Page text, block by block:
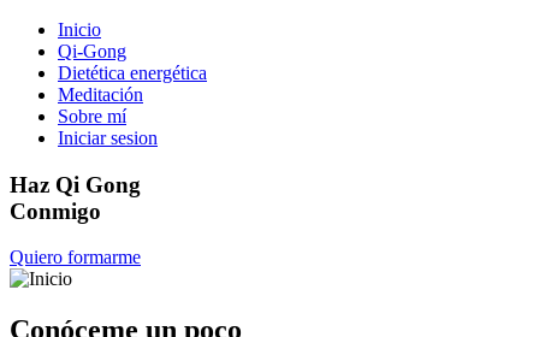
Inicio
Qi-Gong
Dietética energética
Meditación
Sobre mí
Iniciar sesion
Haz Qi Gong
Conmigo
Quiero formarme
Conóceme un poco